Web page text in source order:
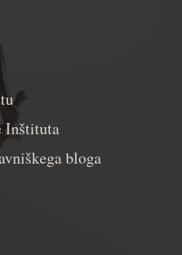
Inštituta
bloga